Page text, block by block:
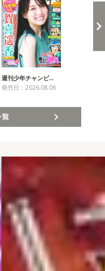
週刊少年チャンピ…
発売日：2026.08.06